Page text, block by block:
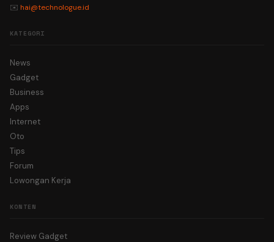
✉️ hai@technologue.id
KATEGORI
News
Gadget
Business
Apps
Internet
Oto
Tips
Forum
Lowongan Kerja
KONTEN
Review Gadget